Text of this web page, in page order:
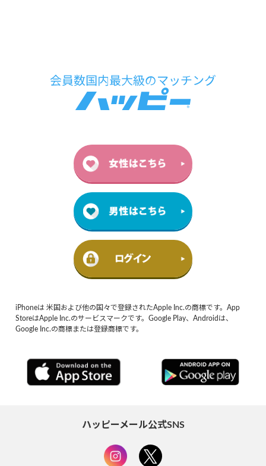
iPhoneは 米国および他の国々で登録されたApple Inc.の商標です。App
StoreはApple Inc.のサービスマークです。Google Play、Androidは、
Google Inc.の商標または登録商標です。
ハッピーメール公式SNS